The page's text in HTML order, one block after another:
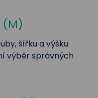
(M)
šířku a výšku
výběr správných